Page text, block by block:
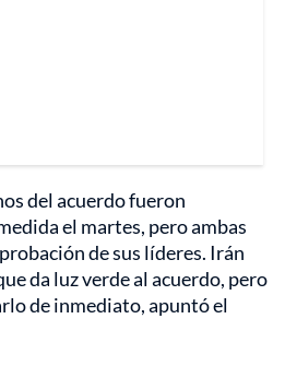
del acuerdo fueron
el martes, pero ambas
de sus líderes. Irán
da luz verde al acuerdo, pero
de inmediato, apuntó el